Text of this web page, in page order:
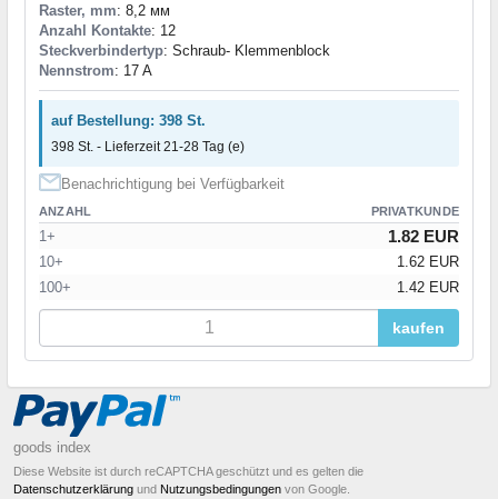
Raster, mm: 8,2 мм
Anzahl Kontakte: 12
Steckverbindertyp: Schraub- Klemmenblock
Nennstrom: 17 A
auf Bestellung: 398 St.
398 St. - Lieferzeit 21-28 Tag (e)
Benachrichtigung bei Verfügbarkeit
ANZAHL PRIVATKUNDE
1+ 1.82 EUR
10+
1.62 EUR
100+
1.42 EUR
kaufen
goods index
Diese Website ist durch reCAPTCHA geschützt und es gelten die
Datenschutzerklärung und Nutzungsbedingungen von Google.